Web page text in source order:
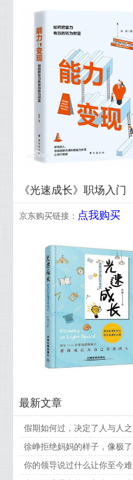
《光速成长》职场入门
京东购买链接： 点我购买
最新文章